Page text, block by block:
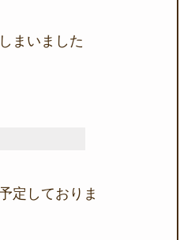
まいました
定しておりま